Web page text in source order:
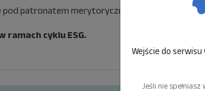
patronatem merytorycznym Naczelnej Izby
ramach cyklu ESG.
Wejście do
Jeśli nie